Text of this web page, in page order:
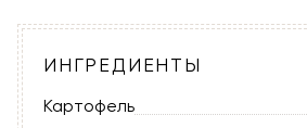
ИНГРЕДИЕНТЫ
Картофель